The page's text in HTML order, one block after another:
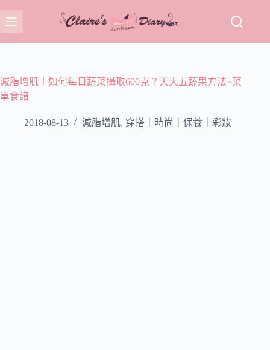
至
主
容
減脂增肌！如何每日蔬菜攝取600克？天天五蔬果方法~菜
單食譜
2018-08-13 減脂增肌, 穿搭｜時尚｜保養｜彩妝